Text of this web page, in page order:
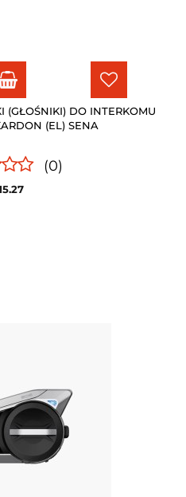
(GŁOŚNIKI) DO INTERKOMU
(EL) SENA
(0)